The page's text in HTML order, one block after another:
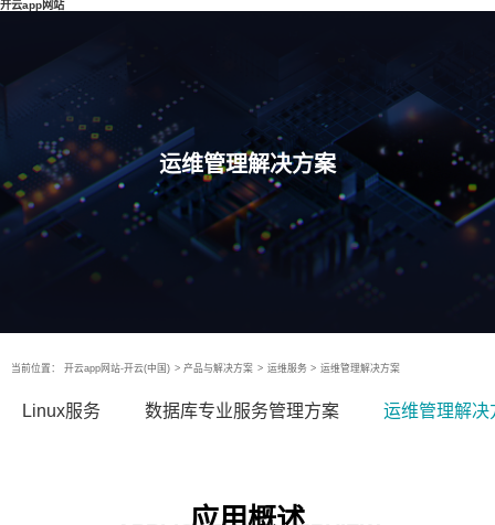
开云app网站
运维管理解决方案
当前位置： 开云app网站-开云(中国) > 产品与解决方案 > 运维服务 > 运维管理解决方案
Linux服务 数据库专业服务管理方案 运维管理解决